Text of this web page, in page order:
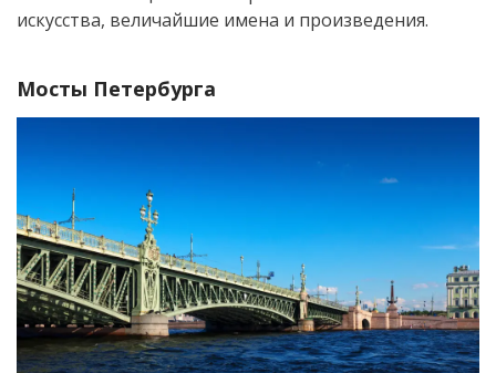
искусства, величайшие имена и произведения.
Мосты Петербурга